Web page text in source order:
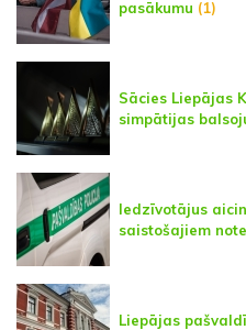
pasākumu (1)
Sācies Liepājas
simpātijas
Iedzīvotājus
saistošajiem
Liepājas